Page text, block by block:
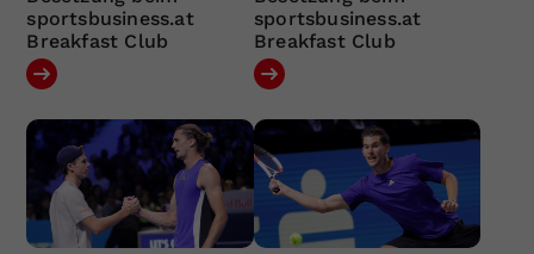
sportsbusiness.at
Breakfast Club
sportsbusiness.at
Breakfast Club